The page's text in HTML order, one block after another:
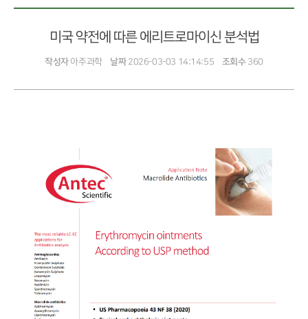
미국 약전에 따른 에리트로마이신 분석법
작성자아주과학 날짜2026-03-03 14:14:55 조회수360